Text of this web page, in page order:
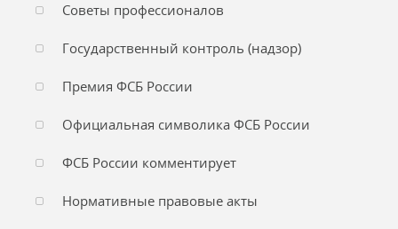
Советы профессионалов
Государственный контроль (надзор)
Премия ФСБ России
Официальная символика ФСБ России
ФСБ России комментирует
Нормативные правовые акты